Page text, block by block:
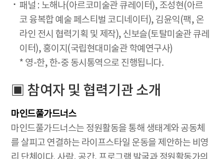
패널 : 노해나(아르코미술관 큐레이터), 조성현(아르
코 융복합 예술 페스티벌 코디네이터), 김윤익(팩, 온
라인 전시 협력기획 및 제작), 신보슬(토탈미술관 큐레
이터), 홍이지(국립현대미술관 학예연구사)
* 영-한, 한-중 동시통역으로 진행됩니다.
▣ 참여자 및 협력기관 소개
마인드풀가드너스
마인드풀가드너스는 정원활동을 통해 생태계와 공동체
를 살피고 연결하는 라이프스타일 운동을 제안하는 비영